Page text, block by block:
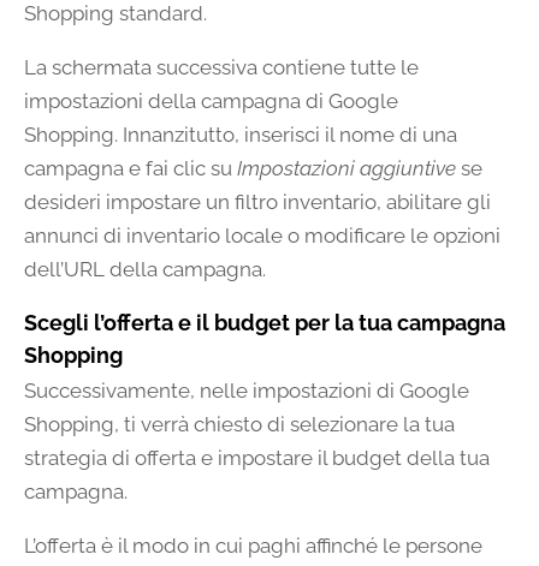
Shopping standard.
La schermata successiva contiene tutte le
impostazioni della campagna di Google
Shopping. Innanzitutto, inserisci il nome di una
campagna e fai clic su Impostazioni aggiuntive se
desideri impostare un filtro inventario, abilitare gli
annunci di inventario locale o modificare le opzioni
dell’URL della campagna.
Scegli l’offerta e il budget per la tua campagna
Shopping
Successivamente, nelle impostazioni di Google
Shopping, ti verrà chiesto di selezionare la tua
strategia di offerta e impostare il budget della tua
campagna.
L’offerta è il modo in cui paghi affinché le persone